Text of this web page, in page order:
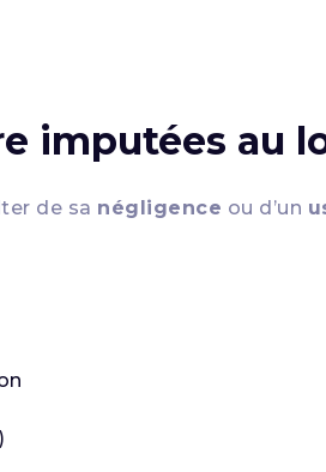
imputées au
de sa négligence ou d’un